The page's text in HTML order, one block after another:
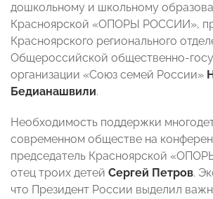
дошкольному и школьному
Красноярской «ОПОРЫ РОССИИ»,
Красноярского регионального
Общероссийской общественно-
организации «Союз семей России»
Бедианашвили.
Необходимость поддержки
современном обществе на
председатель Красноярской
отец троих детей Сергей Петров.
что Президент России выделил